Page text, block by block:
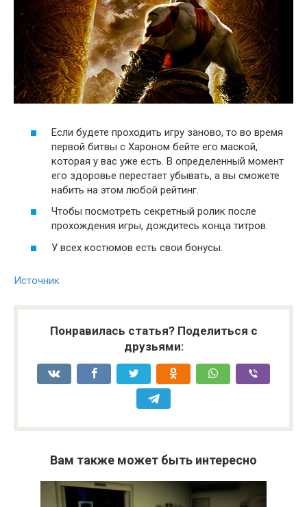
Если будете проходить игру заново, то во время
первой битвы с Хароном бейте его маской,
которая у вас уже есть. В определенный момент
его здоровье перестает убывать, а вы сможете
набить на этом любой рейтинг.
Чтобы посмотреть секретный ролик после
прохождения игры, дождитесь конца титров.
У всех костюмов есть свои бонусы.
Источник
Понравилась статья? Поделиться с
друзьями:
Вам также может быть интересно